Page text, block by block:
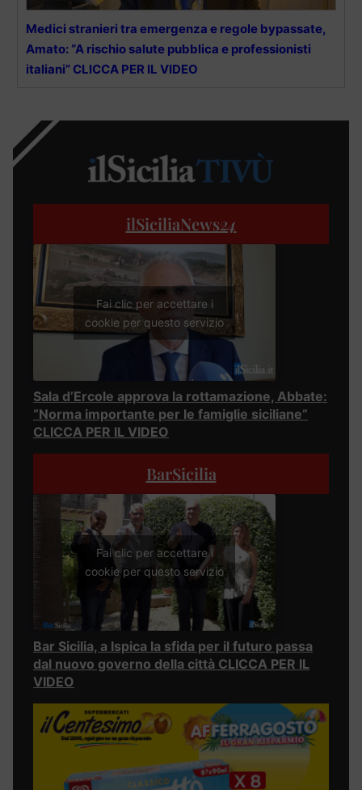
Medici stranieri tra emergenza e regole bypassate,
Amato: “A rischio salute pubblica e professionisti
italiani” CLICCA PER IL VIDEO
ilSiciliaNews24
Fai clic per accettare i
cookie per questo servizio
Sala d’Ercole approva la rottamazione, Abbate:
“Norma importante per le famiglie siciliane”
CLICCA PER IL VIDEO
BarSicilia
Fai clic per accettare i
cookie per questo servizio
Bar Sicilia, a Ispica la sfida per il futuro passa
dal nuovo governo della città CLICCA PER IL
VIDEO